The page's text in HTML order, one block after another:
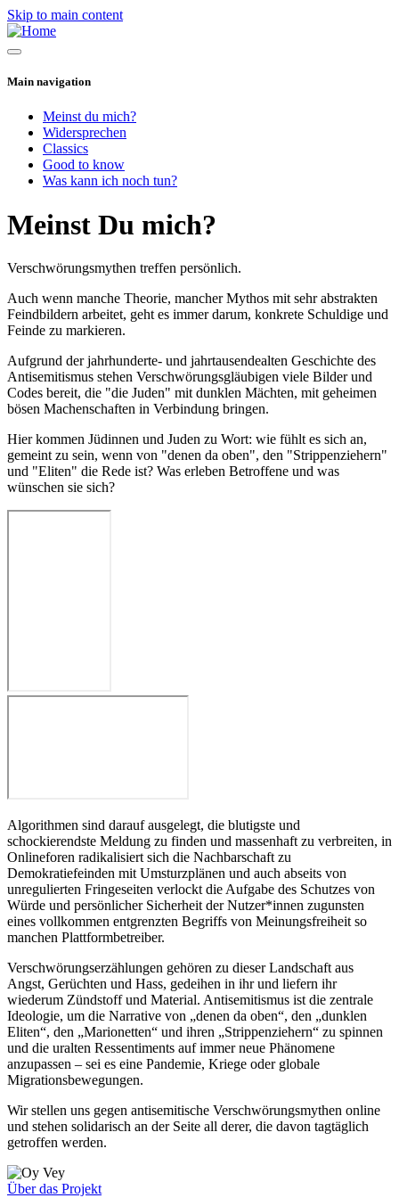
Skip to main content
Main navigation
Meinst du mich?
Widersprechen
Classics
Good to know
Was kann ich noch tun?
Meinst Du mich?
Verschwörungsmythen treffen persönlich.
Auch wenn manche Theorie, mancher Mythos mit sehr abstrakten
Feindbildern arbeitet, geht es immer darum, konkrete Schuldige und
Feinde zu markieren.
Aufgrund der jahrhunderte- und jahrtausendealten Geschichte des
Antisemitismus stehen Verschwörungsgläubigen viele Bilder und
Codes bereit, die "die Juden" mit dunklen Mächten, mit geheimen
bösen Machenschaften in Verbindung bringen.
Hier kommen Jüdinnen und Juden zu Wort: wie fühlt es sich an,
gemeint zu sein, wenn von "denen da oben", den "Strippenziehern"
und "Eliten" die Rede ist? Was erleben Betroffene und was
wünschen sie sich?
Algorithmen sind darauf ausgelegt, die blutigste und
schockierendste Meldung zu finden und massenhaft zu verbreiten, in
Onlineforen radikalisiert sich die Nachbarschaft zu
Demokratiefeinden mit Umsturzplänen und auch abseits von
unregulierten Fringeseiten verlockt die Aufgabe des Schutzes von
Würde und persönlicher Sicherheit der Nutzer*innen zugunsten
eines vollkommen entgrenzten Begriffs von Meinungsfreiheit so
manchen Plattformbetreiber.
Verschwörungserzählungen gehören zu dieser Landschaft aus
Angst, Gerüchten und Hass, gedeihen in ihr und liefern ihr
wiederum Zündstoff und Material. Antisemitismus ist die zentrale
Ideologie, um die Narrative von „denen da oben“, den „dunklen
Eliten“, den „Marionetten“ und ihren „Strippenziehern“ zu spinnen
und die uralten Ressentiments auf immer neue Phänomene
anzupassen – sei es eine Pandemie, Kriege oder globale
Migrationsbewegungen.
Wir stellen uns gegen antisemitische Verschwörungsmythen online
und stehen solidarisch an der Seite all derer, die davon tagtäglich
getroffen werden.
Über das Projekt